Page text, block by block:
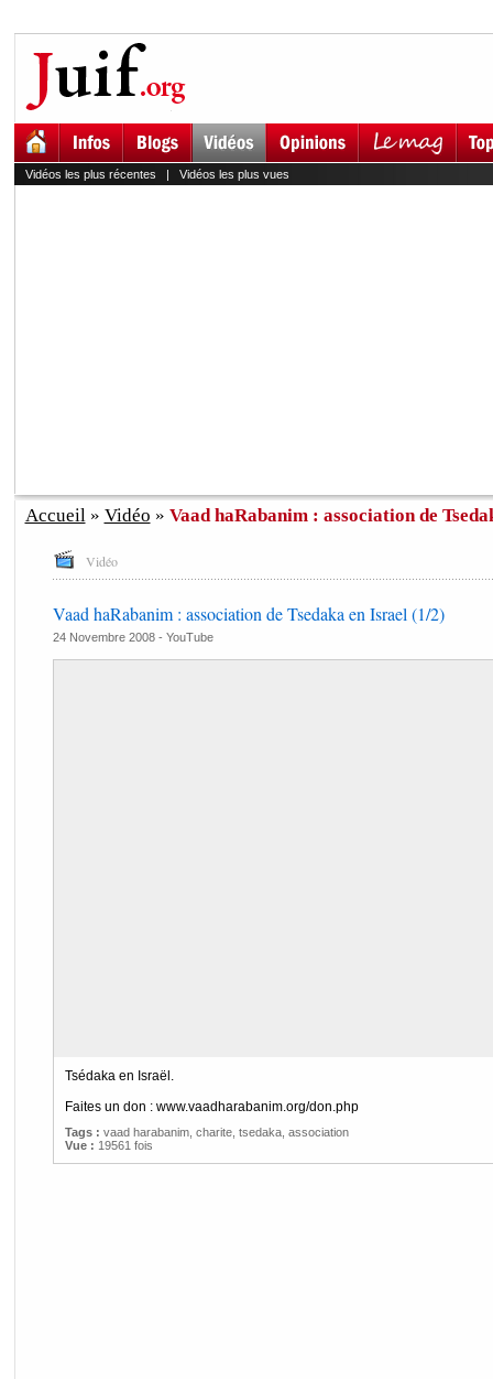
Vidéos les plus récentes | Vidéos les plus vues
Accueil» Vidéo » Vaad haRabanim : association de
Vidéo
Vaad haRabanim : association de Tsedaka en Israel (1/2)
24 Novembre 2008 - YouTube
Tsédaka en Israël.
Faites un don : www.vaadharabanim.org/don.php
Tags : vaad harabanim, charite, tsedaka, association
Vue : 19561 fois